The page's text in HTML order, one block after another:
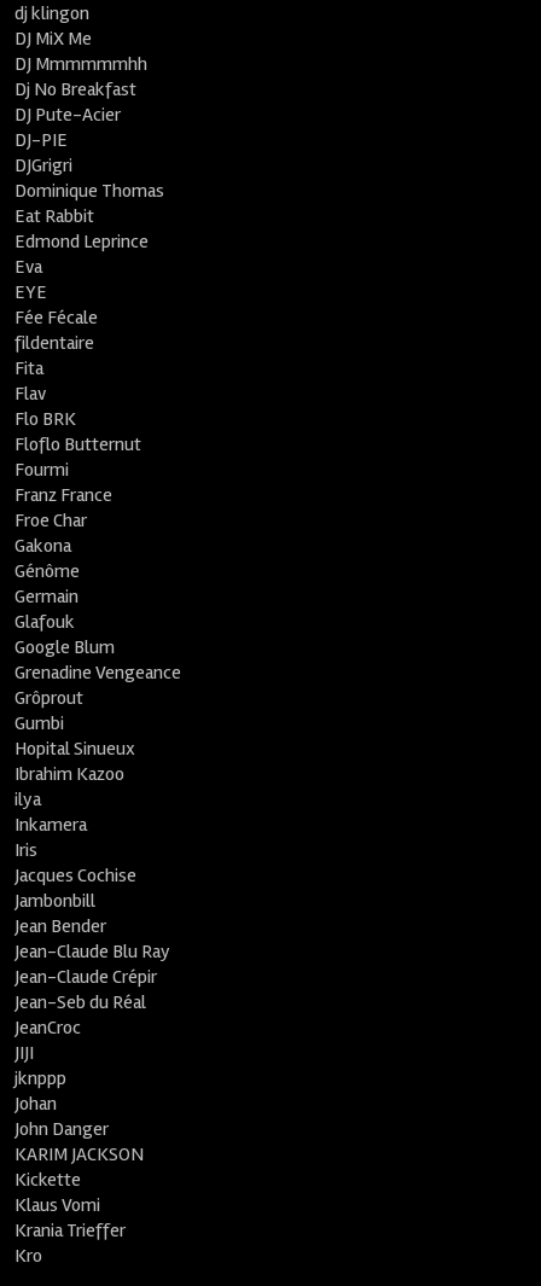
dj klingon
DJ MiX Me
DJ Mmmmmmhh
Dj No Breakfast
DJ Pute-Acier
DJ-PIE
DJGrigri
Dominique Thomas
Eat Rabbit
Edmond Leprince
Eva
EYE
Fée Fécale
fildentaire
Fita
Flav
Flo BRK
Floflo Butternut
Fourmi
Franz France
Froe Char
Gakona
Génôme
Germain
Glafouk
Google Blum
Grenadine Vengeance
Grôprout
Gumbi
Hopital Sinueux
Ibrahim Kazoo
ilya
Inkamera
Iris
Jacques Cochise
Jambonbill
Jean Bender
Jean-Claude Blu Ray
Jean-Claude Crépir
Jean-Seb du Réal
JeanCroc
JIJI
jknppp
Johan
John Danger
KARIM JACKSON
Kickette
Klaus Vomi
Krania Trieffer
Kro